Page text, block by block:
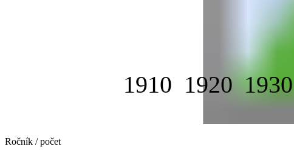
1910 1920 1930
Ročník / počet